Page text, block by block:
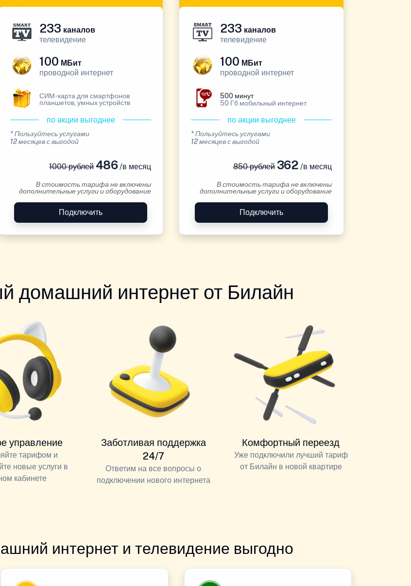
233 каналов
телевидение
100 МБит
проводной интернет
СИМ-карта для смартфонов
планшетов, умных устройств
по акции выгоднее
* Пользуйтесь услугами
12 месяцев с выгодой
1000 рублей486/в месяц
В стоимость тарифа не включены
дополнительные услуги и оборудование
Подключить
233 каналов
телевидение
100 МБит
проводной интернет
500 минут
50 Гб мобильный интернет
по акции выгоднее
* Пользуйтесь услугами
12 месяцев с выгодой
850 рублей362 /в месяц
В стоимость тарифа не включены
дополнительные услуги и оборудование
Подключить
домашний интернет от Билайн
управление
тарифом и
новые услуги в
кабинете
Заботливая поддержка
24/7
Ответим на все вопросы о
подключении нового интернета
Комфортный переезд
Уже подключили лучший тариф
от Билайн в новой квартире
интернет и телевидение выгодно